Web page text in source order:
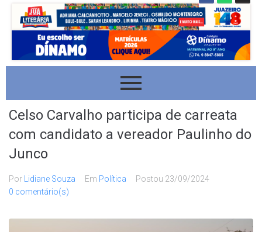
Celso Carvalho participa de carreata
com candidato a vereador Paulinho do
Junco
Por Lidiane Souza Em Política Postou 23/09/2024
0 comentário(s)